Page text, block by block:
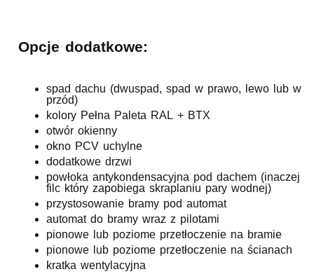
Opcje dodatkowe:
spad dachu (dwuspad, spad w prawo, lewo lub w
przód)
kolory Pełna Paleta RAL + BTX
otwór okienny
okno PCV uchylne
dodatkowe drzwi
powłoka antykondensacyjna pod dachem (inaczej
filc który zapobiega skraplaniu pary wodnej)
przystosowanie bramy pod automat
automat do bramy wraz z pilotami
pionowe lub poziome przetłoczenie na bramie
pionowe lub poziome przetłoczenie na ścianach
kratka wentylacyjna